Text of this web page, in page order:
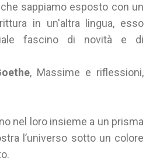
sappiamo esposto con un
in un'altra lingua, esso
fascino di novità e di
, Massime e riflessioni,
nel loro insieme a un prisma
l’universo sotto un colore